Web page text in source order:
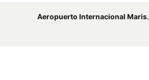
Aeropuerto Internacional Mariscal Lamar